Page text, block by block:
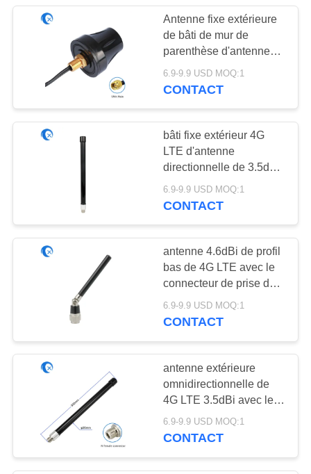
Antenne fixe extérieure
de bâti de mur de
parenthèse d'antenne
masculine du routeur 4G
LTE SMA
6.9-9.9 USD MOQ:1
CONTACT
bâti fixe extérieur 4G
LTE d'antenne
directionnelle de 3.5dBi
Omni avec le connecteur
femelle de N
6.9-9.9 USD MOQ:1
CONTACT
antenne 4.6dBi de profil
bas de 4G LTE avec le
connecteur de prise de
SMA
6.9-9.9 USD MOQ:1
CONTACT
antenne extérieure
omnidirectionnelle de
4G LTE 3.5dBi avec le
connecteur femelle de N
6.9-9.9 USD MOQ:1
CONTACT